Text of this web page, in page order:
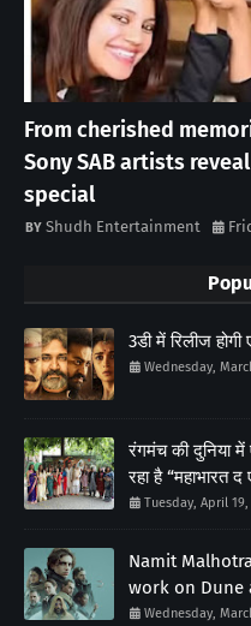
From cherished
Sony SAB artists
special
Shudh Entertainment
3डी में रिलीज
Wednesday,
रंगमंच की दुनिया
रहा है “महाभारत द
Tuesday, April 19,
Namit
work on Dune
Wednesday,